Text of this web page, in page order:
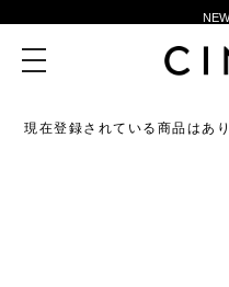
新規会員登録
夏季休業に伴う
toggle
navigation
現在登録されている商品はあ